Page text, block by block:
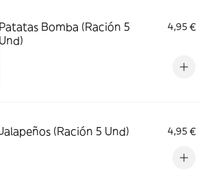
Patatas Bomba (Ración 5
Und)
4,95 €
Jalapeños (Ración 5 Und) 4,95 €